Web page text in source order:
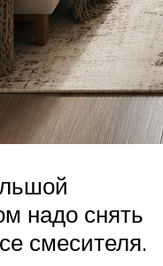
надо снять
смесителя.